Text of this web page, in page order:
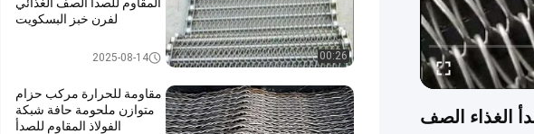
الغذاء الصف
00:26
لفرن خبز البسكويت
حزام سير شبكة سلسلة2025-08-14
مقاومة للحرارة مركب حزام
متوازن ملحومة حافة شبكة
الفولاذ المقاوم للصدأ